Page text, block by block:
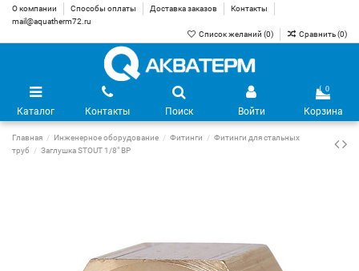
О компании Способы оплаты Доставка заказов
Контакты
mail@aquatherm72.ru
Список желаний (0) Сравнить (0)
Каталог Контакты Поиск Войти
0
Корзина
Главная Инженерное оборудование Фитинги
Фитинги для стальных
труб
Заглушка STOUT 1/8" ВР